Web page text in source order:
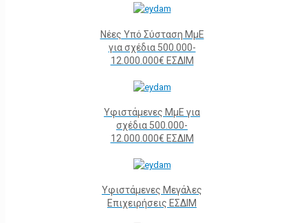
Νέες Υπό Σύσταση ΜμΕ
για σχέδια 500.000-
12.000.000€ ΕΣΔΙΜ
Υφιστάμενες ΜμΕ για
σχέδια 500.000-
12.000.000€ ΕΣΔΙΜ
Υφιστάμενες Μεγάλες
Επιχειρήσεις ΕΣΔΙΜ